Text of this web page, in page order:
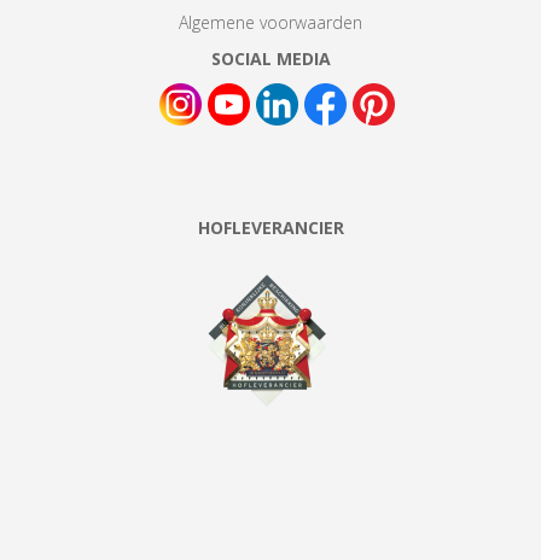
Algemene voorwaarden
SOCIAL MEDIA
HOFLEVERANCIER